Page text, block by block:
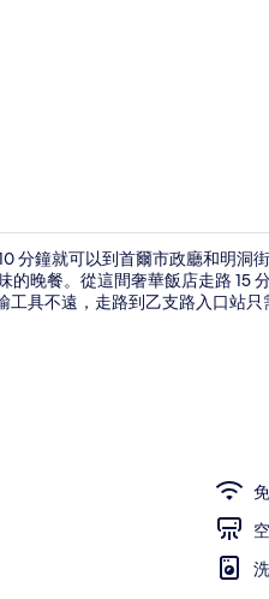
分鐘就可以到首爾市政廳和明洞
的晚餐。從這間奢華飯店走路 15
具不遠，走路到乙支路入口站只